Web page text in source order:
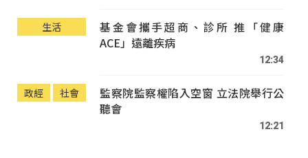
生活
基金會攜手超商、診所 推「健康
ACE」遠離疾病
12:34
政經 社會
監察院監察權陷入空窗 立法院舉行公
聽會
12:21